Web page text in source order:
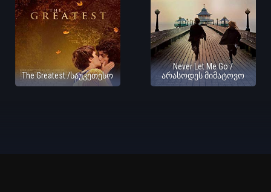
The Greatest /საუკეთესო
Never Let Me Go /
არასოდეს მიმატოვო